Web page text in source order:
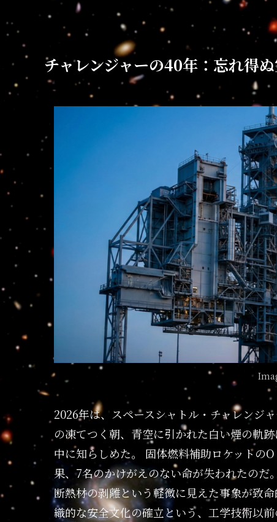
チャレンジャーの40年：忘れ得
2026年は、スペースシャトル・チャレンジ
の凍てつく朝、青空に引かれた白い煙の軌
中に知らしめた。 固体燃料補助ロケットの
果、7名のかけがえのない命が失われたのだ
断熱材の剥離という軽微に見えた事象が致
織的な安全文化の確立という、工学技術以